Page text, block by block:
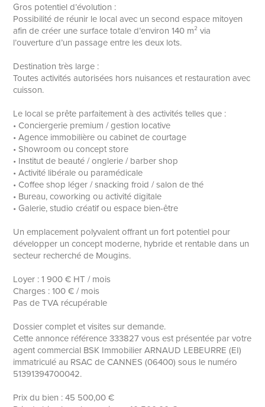
Gros potentiel d’évolution :
Possibilité de réunir le local avec un second espace mitoyen
afin de créer une surface totale d’environ 140 m² via
l’ouverture d’un passage entre les deux lots.
Destination très large :
Toutes activités autorisées hors nuisances et restauration avec
cuisson.
Le local se prête parfaitement à des activités telles que :
• Conciergerie premium / gestion locative
• Agence immobilière ou cabinet de courtage
• Showroom ou concept store
• Institut de beauté / onglerie / barber shop
• Activité libérale ou paramédicale
• Coffee shop léger / snacking froid / salon de thé
• Bureau, coworking ou activité digitale
• Galerie, studio créatif ou espace bien-être
Un emplacement polyvalent offrant un fort potentiel pour
développer un concept moderne, hybride et rentable dans un
secteur recherché de Mougins.
Loyer : 1 900 € HT / mois
Charges : 100 € / mois
Pas de TVA récupérable
Dossier complet et visites sur demande.
Cette annonce référence 333827 vous est présentée par votre
agent commercial BSK Immobilier ARNAUD LEBEURRE (EI)
immatriculé au RSAC de CANNES (06400) sous le numéro
51391394700042.
Prix du bien : 45 500,00 €